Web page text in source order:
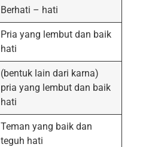
Berhati – hati
Pria yang lembut dan baik
hati
(bentuk lain dari karna)
pria yang lembut dan baik
hati
Teman yang baik dan
teguh hati